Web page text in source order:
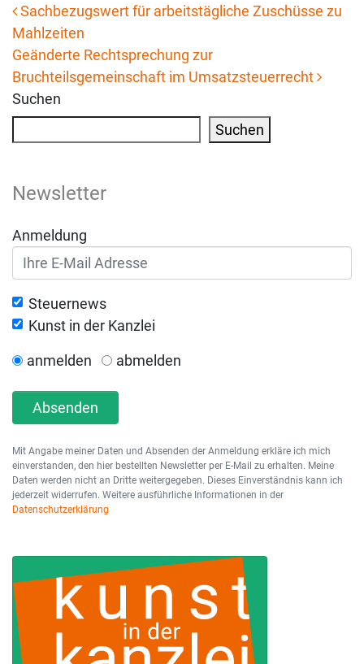
Beitrags-Navigation
Sachbezugswert für arbeitstägliche Zuschüsse zu
Mahlzeiten
Geänderte Rechtsprechung zur
Bruchteilsgemeinschaft im Umsatzsteuerrecht
Suchen
Suchen
Newsletter
Anmeldung
Steuernews
Kunst in der Kanzlei
anmelden abmelden
Absenden
Mit Angabe meiner Daten und Absenden der Anmeldung erkläre ich mich
einverstanden, den hier bestellten Newsletter per E-Mail zu erhalten. Meine
Daten werden nicht an Dritte weitergegeben. Dieses Einverständnis kann ich
jederzeit widerrufen. Weitere ausführliche Informationen in der
Datenschutzerklärung